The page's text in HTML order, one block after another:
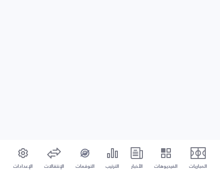
المباريات الفيديوهات الأخبار الترتيب التوقعات الإنتقالات الإعدادات